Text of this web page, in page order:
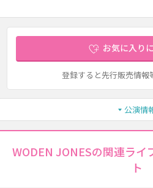
お気に入り
登録すると先行販売情報
公演情
WODEN JONESの関連ライ
ト